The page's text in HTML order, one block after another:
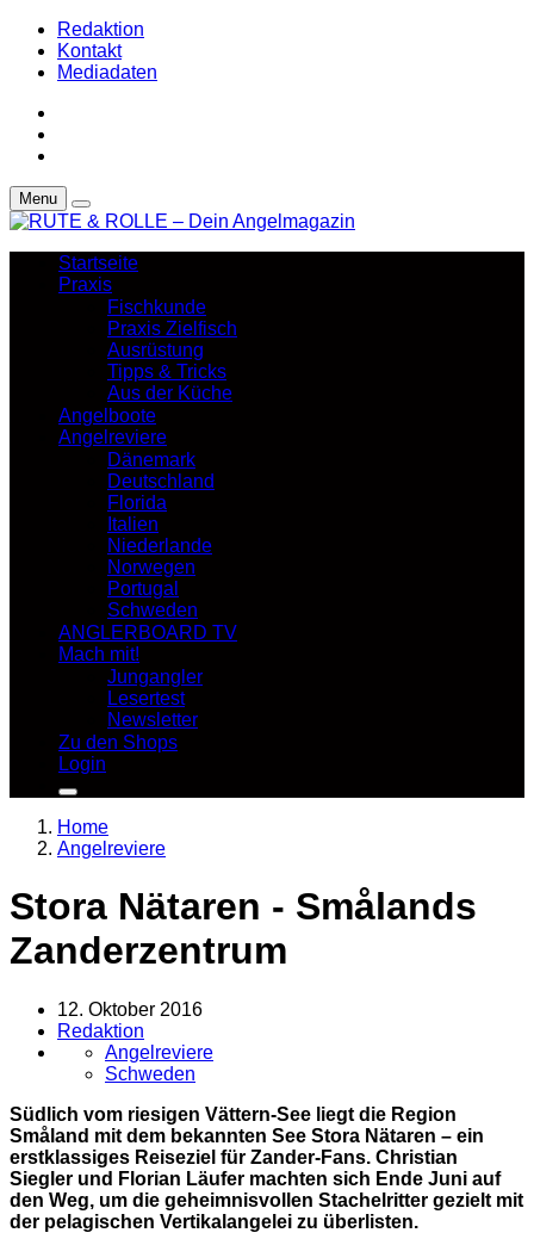
Redaktion
Kontakt
Mediadaten
Menu
Startseite
Praxis
Fischkunde
Praxis Zielfisch
Ausrüstung
Tipps & Tricks
Aus der Küche
Angelboote
Angelreviere
Dänemark
Deutschland
Florida
Italien
Niederlande
Norwegen
Portugal
Schweden
ANGLERBOARD TV
Mach mit!
Jungangler
Lesertest
Newsletter
Zu den Shops
Login
Home
Angelreviere
Stora Nätaren - Smålands
Zanderzentrum
12. Oktober 2016
Redaktion
Angelreviere
Schweden
Südlich vom riesigen Vättern-See liegt die Region
Småland mit dem bekannten See Stora Nätaren – ein
erstklassiges Reiseziel für Zander-Fans. Christian
Siegler und Florian Läufer machten sich Ende Juni auf
den Weg, um die geheimnisvollen Stachelritter gezielt mit
der pelagischen Vertikalangelei zu überlisten.